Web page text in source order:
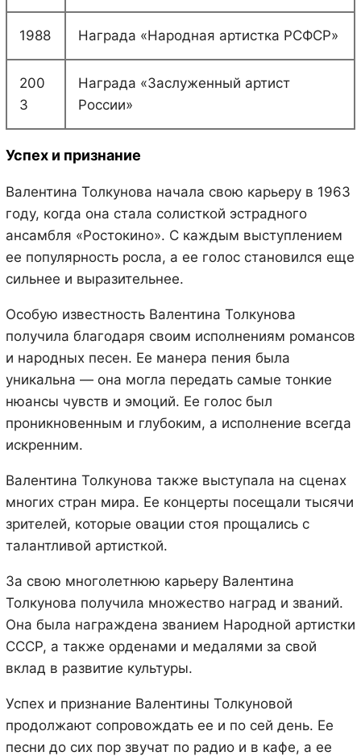
1988 Награда «Народная артистка РСФСР»
200
3
Награда «Заслуженный артист
России»
Успех и признание
Валентина Толкунова начала свою карьеру в 1963
году, когда она стала солисткой эстрадного
ансамбля «Ростокино». С каждым выступлением
ее популярность росла, а ее голос становился еще
сильнее и выразительнее.
Особую известность Валентина Толкунова
получила благодаря своим исполнениям романсов
и народных песен. Ее манера пения была
уникальна — она могла передать самые тонкие
нюансы чувств и эмоций. Ее голос был
проникновенным и глубоким, а исполнение всегда
искренним.
Валентина Толкунова также выступала на сценах
многих стран мира. Ее концерты посещали тысячи
зрителей, которые овации стоя прощались с
талантливой артисткой.
За свою многолетнюю карьеру Валентина
Толкунова получила множество наград и званий.
Она была награждена званием Народной артистки
СССР, а также орденами и медалями за свой
вклад в развитие культуры.
Успех и признание Валентины Толкуновой
продолжают сопровождать ее и по сей день. Ее
песни до сих пор звучат по радио и в кафе, а ее